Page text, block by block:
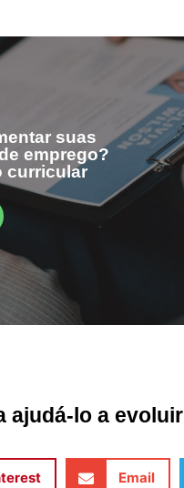
suas
emprego?
curricular
ajudá-lo a evoluir
Email